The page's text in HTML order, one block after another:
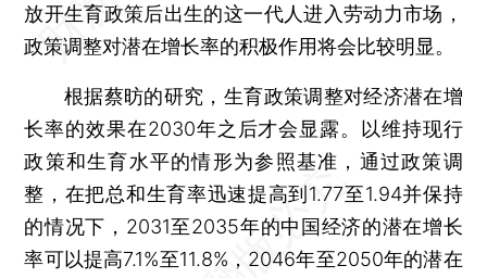
放开生育政策后出生的这一代人进入劳动力市场，
政策调整对潜在增长率的积极作用将会比较明显。
根据蔡昉的研究，生育政策调整对经济潜在增
长率的效果在2030年之后才会显露。以维持现行
政策和生育水平的情形为参照基准，通过政策调
整，在把总和生育率迅速提高到1.77至1.94并保持
的情况下，2031至2035年的中国经济的潜在增长
率可以提高7.1%至11.8%，2046年至2050年的潜在